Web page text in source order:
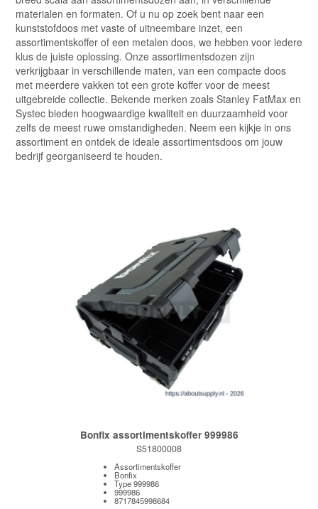
materialen en formaten. Of u nu op zoek bent naar een
kunststofdoos met vaste of uitneembare inzet, een
assortimentskoffer of een metalen doos, we hebben voor iedere
klus de juiste oplossing. Onze assortimentsdozen zijn
verkrijgbaar in verschillende maten, van een compacte doos
met meerdere vakken tot een grote koffer voor de meest
uitgebreide collectie. Bekende merken zoals Stanley FatMax en
Systec bieden hoogwaardige kwaliteit en duurzaamheid voor
zelfs de meest ruwe omstandigheden. Neem een kijkje in ons
assortiment en ontdek de ideale assortimentsdoos om jouw
bedrijf georganiseerd te houden.
Bonfix assortimentskoffer 999986
S51800008
Assortimentskoffer
Bonfix
Type 999986
999986
8717845998684